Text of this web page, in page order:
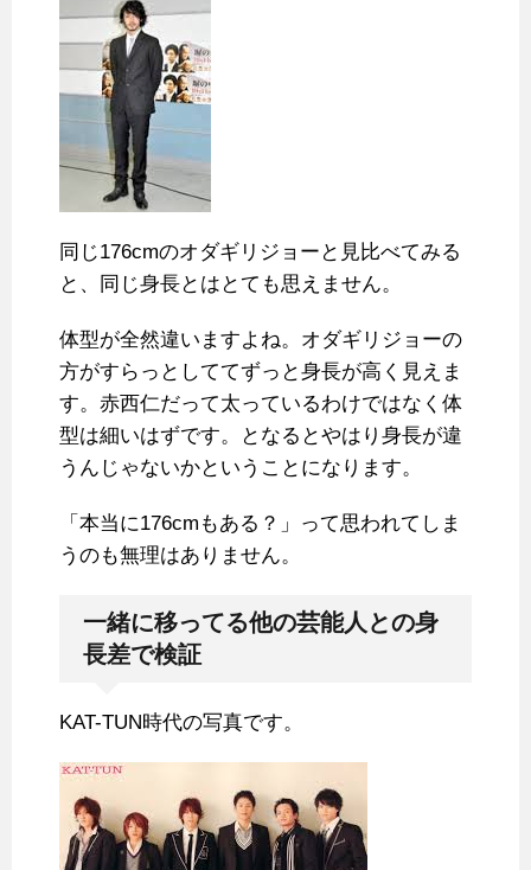
同じ176cmのオダギリジョーと見比べてみる
と、同じ身長とはとても思えません。
体型が全然違いますよね。オダギリジョーの
方がすらっとしててずっと身長が高く見えま
す。赤西仁だって太っているわけではなく体
型は細いはずです。となるとやはり身長が違
うんじゃないかということになります。
「本当に176cmもある？」って思われてしま
うのも無理はありません。
一緒に移ってる他の芸能人との身
長差で検証
KAT-TUN時代の写真です。